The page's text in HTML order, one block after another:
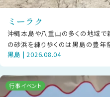
ミーラク
沖縄本島や八重山の多くの地域で
の砂浜を練り歩くのは黒島の豊年
は「ミーラク」と呼び、豊年祭プロ
黒島 | 2026.08.04
行事イベント